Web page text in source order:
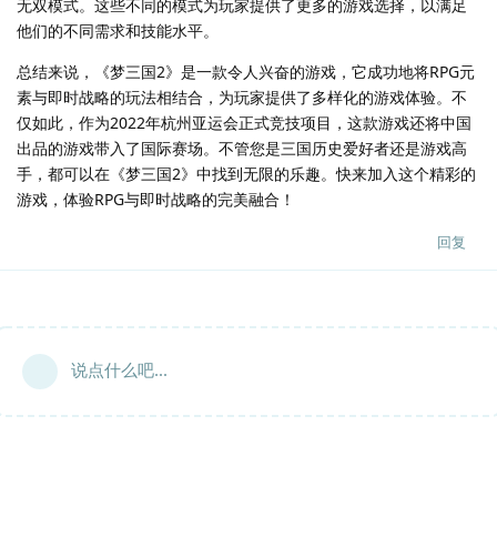
无双模式。这些不同的模式为玩家提供了更多的游戏选择，以满足
他们的不同需求和技能水平。
总结来说，《梦三国2》是一款令人兴奋的游戏，它成功地将RPG元
素与即时战略的玩法相结合，为玩家提供了多样化的游戏体验。不
仅如此，作为2022年杭州亚运会正式竞技项目，这款游戏还将中国
出品的游戏带入了国际赛场。不管您是三国历史爱好者还是游戏高
手，都可以在《梦三国2》中找到无限的乐趣。快来加入这个精彩的
游戏，体验RPG与即时战略的完美融合！
回复
说点什么吧...